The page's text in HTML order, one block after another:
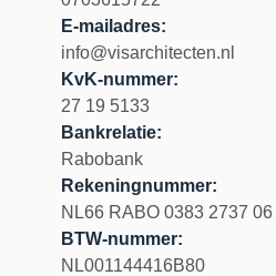
E-mailadres:
info@visarchitecten.nl
KvK-nummer:
27 19 5133
Bankrelatie:
Rabobank
Rekeningnummer:
NL66 RABO 0383 2737 06
BTW-nummer:
NL001144416B80